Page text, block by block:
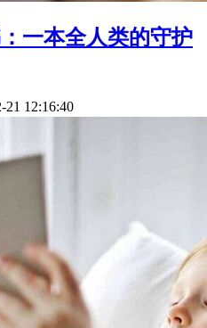
一本全人类的守护
21 12:16:40